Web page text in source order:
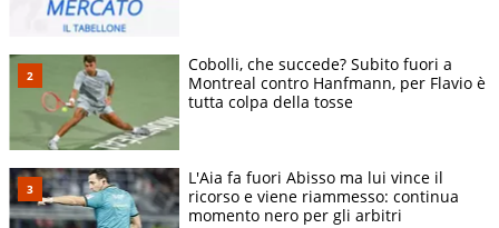
Cobolli, che succede? Subito fuori a
Montreal contro Hanfmann, per Flavio è
tutta colpa della tosse
L'Aia fa fuori Abisso ma lui vince il
ricorso e viene riammesso: continua
momento nero per gli arbitri